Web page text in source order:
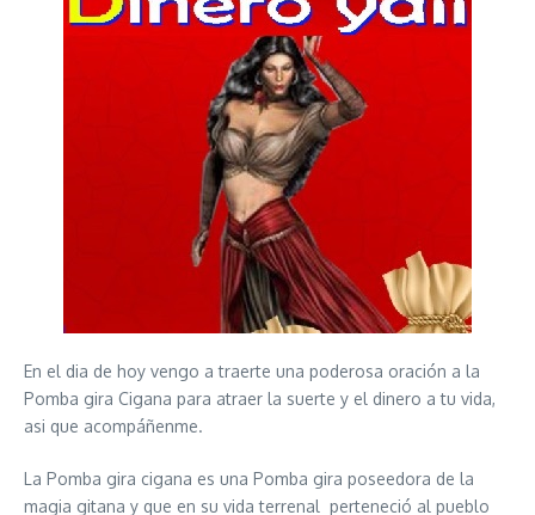
En el dia de hoy vengo a traerte una poderosa oración a la
Pomba gira Cigana para atraer la suerte y el dinero a tu vida,
asi que acompáñenme.
La Pomba gira cigana es una Pomba gira poseedora de la
magia gitana y que en su vida terrenal perteneció al pueblo